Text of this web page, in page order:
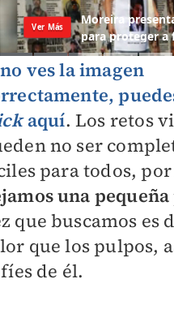
ves la imagen
aquí. Los retos
no ser
para todos,
una
que buscamos es
que los pulpos,
de él.